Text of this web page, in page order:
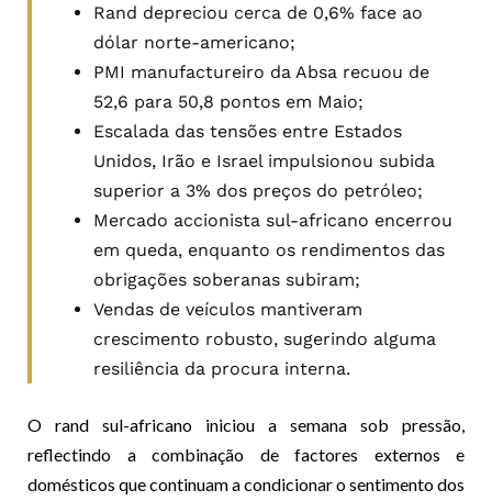
Rand depreciou cerca de 0,6% face ao
dólar norte-americano;
PMI manufactureiro da Absa recuou de
52,6 para 50,8 pontos em Maio;
Escalada das tensões entre Estados
Unidos, Irão e Israel impulsionou subida
superior a 3% dos preços do petróleo;
Mercado accionista sul-africano encerrou
em queda, enquanto os rendimentos das
obrigações soberanas subiram;
Vendas de veículos mantiveram
crescimento robusto, sugerindo alguma
resiliência da procura interna.
O rand sul-africano iniciou a semana sob pressão,
reflectindo a combinação de factores externos e
domésticos que continuam a condicionar o sentimento dos